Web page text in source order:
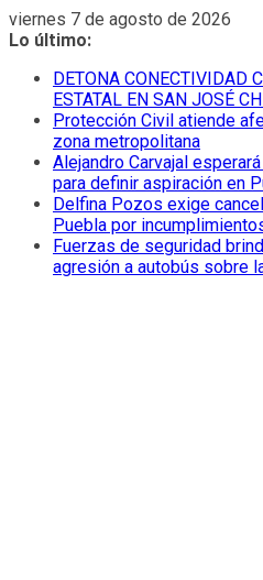
Saltar
al
viernes 7 de agosto de 2026
Lo último:
DETONA CONECTIVIDAD
ESTATAL EN SAN JOSÉ
Protección Civil atiende
zona metropolitana
Alejandro Carvajal
para definir aspiración en
Delfina Pozos exige
Puebla por
Fuerzas de seguridad
agresión a autobús sobre